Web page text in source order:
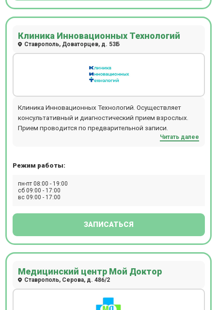
Клиника Инновационных Технологий
Ставрополь, Доваторцев, д. 53Б
Клиника Инновационных Технологий. Осуществляет
консультативный и диагностический прием взрослых.
Прием проводится по предварительной записи.
Читать далее
Режим работы:
пн-пт 08:00 - 19:00
сб 09:00 - 17:00
вс 09:00 - 17:00
ЗАПИСАТЬСЯ
Медицинский центр Мой Доктор
Ставрополь, Серова, д. 486/2